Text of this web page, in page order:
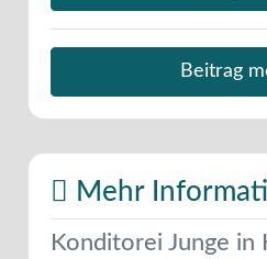
Beitrag
Mehr
Konditorei Junge in